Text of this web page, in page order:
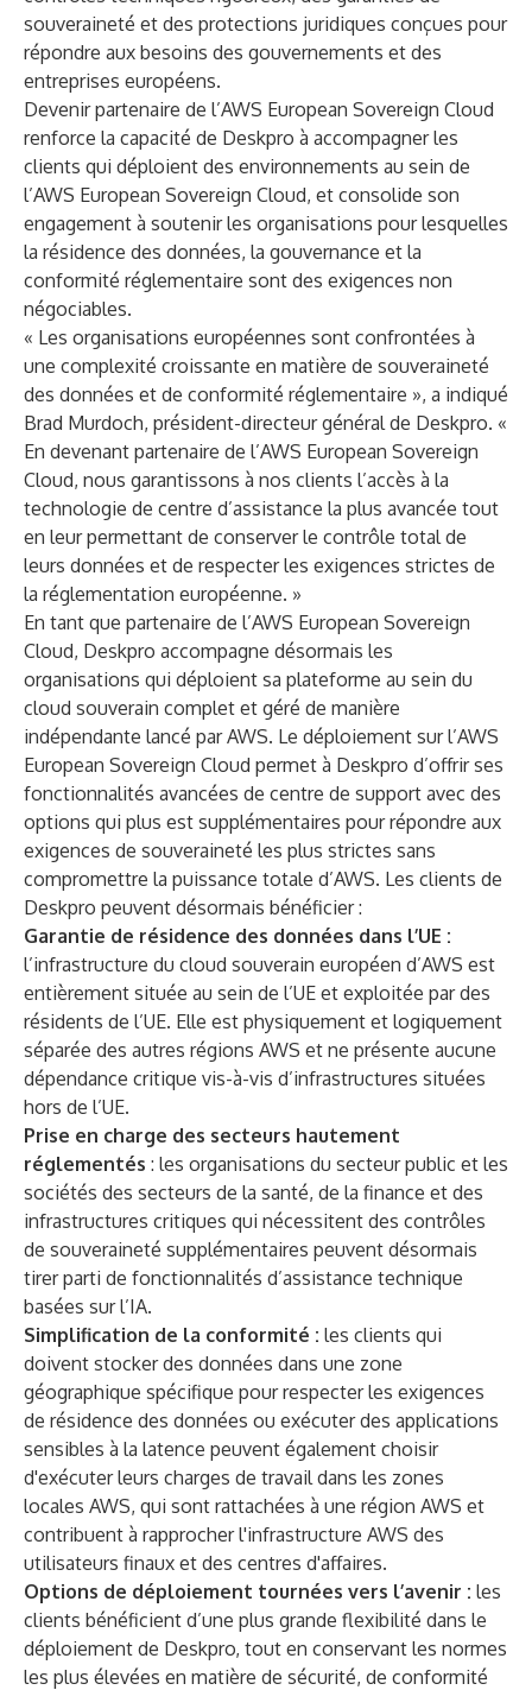
souveraineté et des protections juridiques conçues pour
répondre aux besoins des gouvernements et des
entreprises européens.
Devenir partenaire de l’AWS European Sovereign Cloud
renforce la capacité de Deskpro à accompagner les
clients qui déploient des environnements au sein de
l’AWS European Sovereign Cloud, et consolide son
engagement à soutenir les organisations pour lesquelles
la résidence des données, la gouvernance et la
conformité réglementaire sont des exigences non
négociables.
« Les organisations européennes sont confrontées à
une complexité croissante en matière de souveraineté
des données et de conformité réglementaire », a indiqué
Brad Murdoch, président-directeur général de Deskpro. «
En devenant partenaire de l’AWS European Sovereign
Cloud, nous garantissons à nos clients l’accès à la
technologie de centre d’assistance la plus avancée tout
en leur permettant de conserver le contrôle total de
leurs données et de respecter les exigences strictes de
la réglementation européenne. »
En tant que partenaire de l’AWS European Sovereign
Cloud, Deskpro accompagne désormais les
organisations qui déploient sa plateforme au sein du
cloud souverain complet et géré de manière
indépendante lancé par AWS. Le déploiement sur l’AWS
European Sovereign Cloud permet à Deskpro d’offrir ses
fonctionnalités avancées de centre de support avec des
options qui plus est supplémentaires pour répondre aux
exigences de souveraineté les plus strictes sans
compromettre la puissance totale d’AWS. Les clients de
Deskpro peuvent désormais bénéficier :
Garantie de résidence des données dans l’UE :
l’infrastructure du cloud souverain européen d’AWS est
entièrement située au sein de l’UE et exploitée par des
résidents de l’UE. Elle est physiquement et logiquement
séparée des autres régions AWS et ne présente aucune
dépendance critique vis-à-vis d’infrastructures situées
hors de l’UE.
Prise en charge des secteurs hautement
réglementés : les organisations du secteur public et les
sociétés des secteurs de la santé, de la finance et des
infrastructures critiques qui nécessitent des contrôles
de souveraineté supplémentaires peuvent désormais
tirer parti de fonctionnalités d’assistance technique
basées sur l’IA.
Simplification de la conformité : les clients qui
doivent stocker des données dans une zone
géographique spécifique pour respecter les exigences
de résidence des données ou exécuter des applications
sensibles à la latence peuvent également choisir
d'exécuter leurs charges de travail dans les zones
locales AWS, qui sont rattachées à une région AWS et
contribuent à rapprocher l'infrastructure AWS des
utilisateurs finaux et des centres d'affaires.
Options de déploiement tournées vers l’avenir : les
clients bénéficient d’une plus grande flexibilité dans le
déploiement de Deskpro, tout en conservant les normes
les plus élevées en matière de sécurité, de conformité